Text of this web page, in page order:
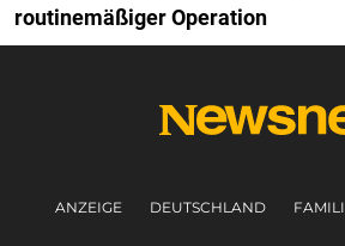
routinemäßiger Operation
ANZEIGE DEUTSCHLAND